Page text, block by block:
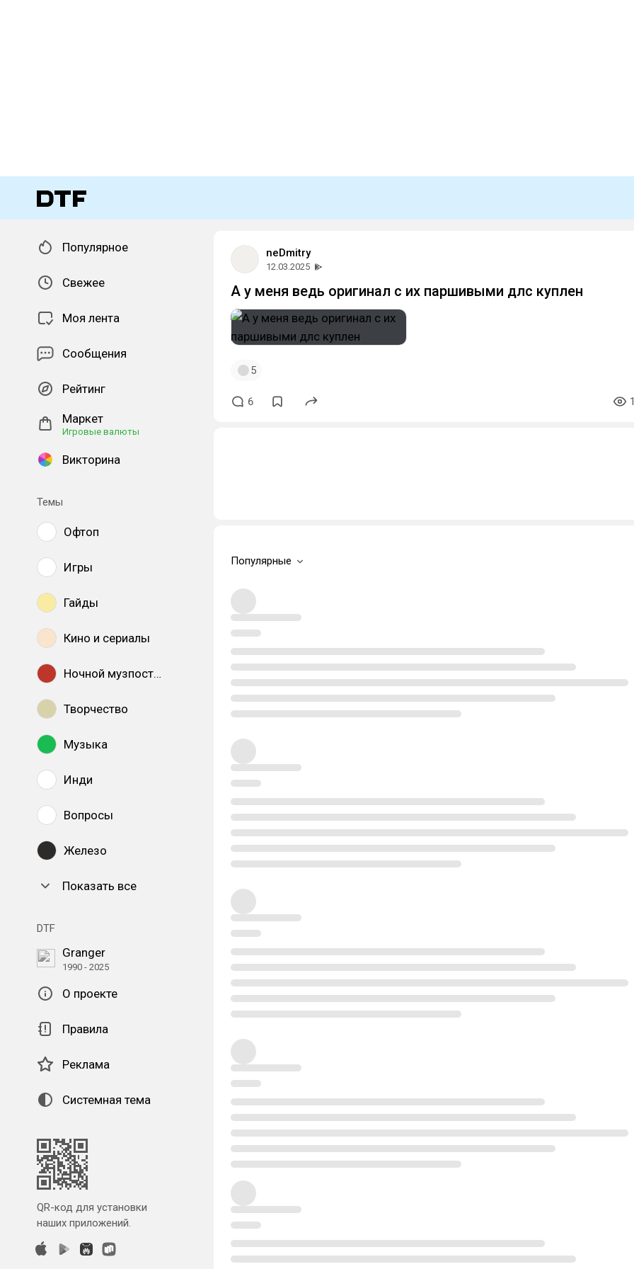
Популярное
Свежее
Моя лента
Сообщения
Рейтинг
Маркет
Игровые валюты
Викторина
Темы
Офтоп
Игры
Гайды
Кино и сериалы
Ночной музпостинг
Творчество
Музыка
Инди
Вопросы
Железо
Показать все
DTF
Granger
1990 - 2025
О проекте
Правила
Реклама
Системная тема
QR-код для установки
наших приложений.
neDmitry
12.03.2025
А у меня ведь оригинал с их паршивыми длс куплен
5
6
Популярные